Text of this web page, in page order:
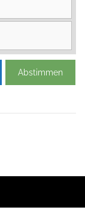
Abstimmen